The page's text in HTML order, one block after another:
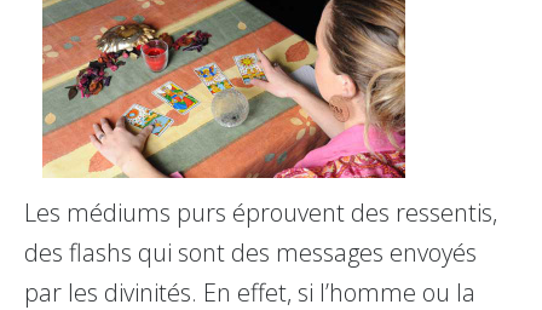
Les médiums purs éprouvent des ressentis,
des flashs qui sont des messages envoyés
par les divinités. En effet, si l’homme ou la